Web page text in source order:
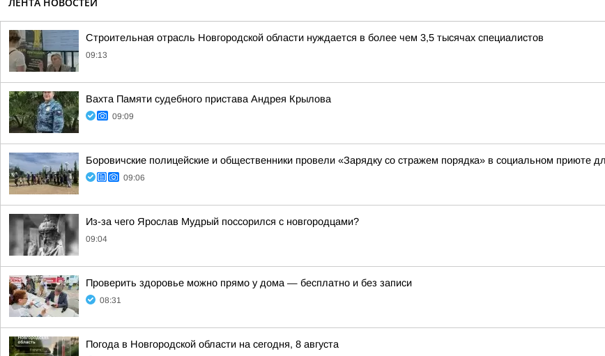
Строительная отрасль Новгородской области нуждается в более чем 3,5 тысячах специалистов
09:13
Вахта Памяти судебного пристава Андрея Крылова
09:09
Боровичские полицейские и общественники провели «Зарядку со стражем порядка» в социальном приюте
09:06
Из-за чего Ярослав Мудрый поссорился с новгородцами?
09:04
Проверить здоровье можно прямо у дома — бесплатно и без записи
08:31
Погода в Новгородской области на сегодня, 8 августа